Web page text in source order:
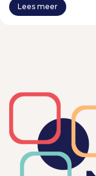
Lees meer